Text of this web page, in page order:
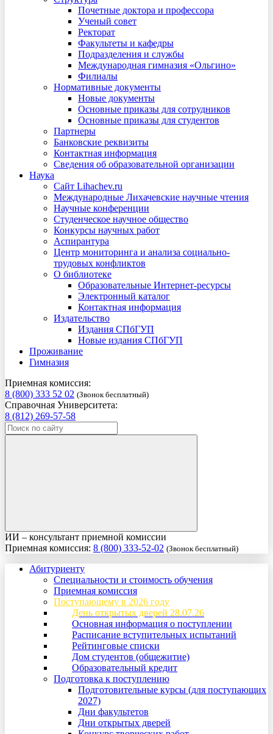
Почетные доктора и профессора
Ученый совет
Ректорат
Факультеты и кафедры
Подразделения и службы
Международная гимназия «Ольгино»
Филиалы
Нормативные документы
Новые документы
Основные приказы для сотрудников
Основные приказы для студентов
Партнеры
Банковские реквизиты
Контактная информация
Сведения об образовательной организации
Наука
Сайт Lihachev.ru
Международные Лихачевские научные чтения
Научные конференции
Студенческое научное общество
Конкурсы научных работ
Аспирантура
Центр мониторинга и анализа социально-
трудовых конфликтов
О библиотеке
Образовательные Интернет-ресурсы
Электронный каталог
Контактная информация
Издательство
Издания СПбГУП
Новые издания СПбГУП
Проживание
Гимназия
Приемная комиссия:
8 (800) 333 52 02 (Звонок бесплатный)
Справочная Университета:
8 (812) 269-57-58
ИИ – консультант приемной комиссии
Приемная комиссия: 8 (800) 333-52-02 (Звонок бесплатный)
Абитуриенту
Специальности и стоимость обучения
Приемная комиссия
Поступающему в 2026 году
День открытых дверей 28.07.26
Основная информация о поступлении
Расписание вступительных испытаний
Рейтинговые списки
Дом студентов (общежитие)
Образовательный кредит
Подготовка к поступлению
Подготовительные курсы (для поступающих
2027)
Дни факультетов
Дни открытых дверей